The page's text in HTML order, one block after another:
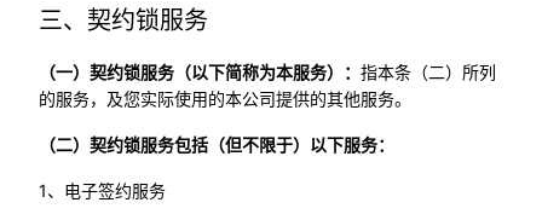
三、契约锁服务
（一）契约锁服务（以下简称为本服务）： 指本条（二）所列
的服务，及您实际使用的本公司提供的其他服务。
（二）契约锁服务包括（但不限于）以下服务：
1、电子签约服务